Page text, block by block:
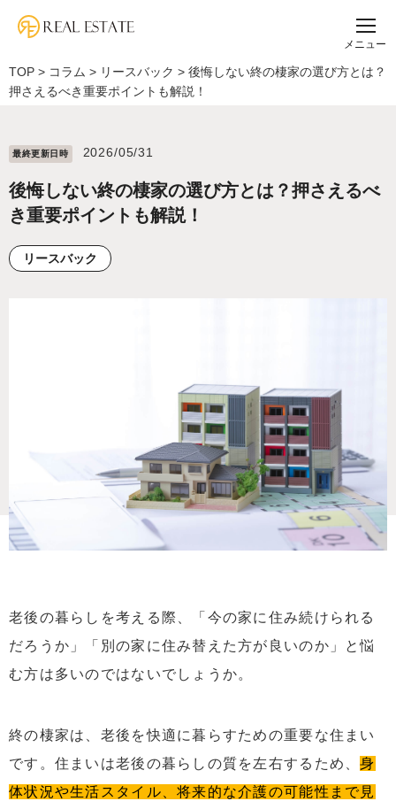
メニュー
TOP > コラム > リースバック > 後悔しない終の棲家の選び方とは？
押さえるべき重要ポイントも解説！
最終更新⽇時 2026/05/31
後悔しない終の棲家の選び方とは？押さえるべ
き重要ポイントも解説！
リースバック
老後の暮らしを考える際、「今の家に住み続けられる
だろうか」「別の家に住み替えた方が良いのか」と悩
む方は多いのではないでしょうか。
終の棲家は、老後を快適に暮らすための重要な住まい
です。住まいは老後の暮らしの質を左右するため、身
体状況や生活スタイル、将来的な介護の可能性まで見